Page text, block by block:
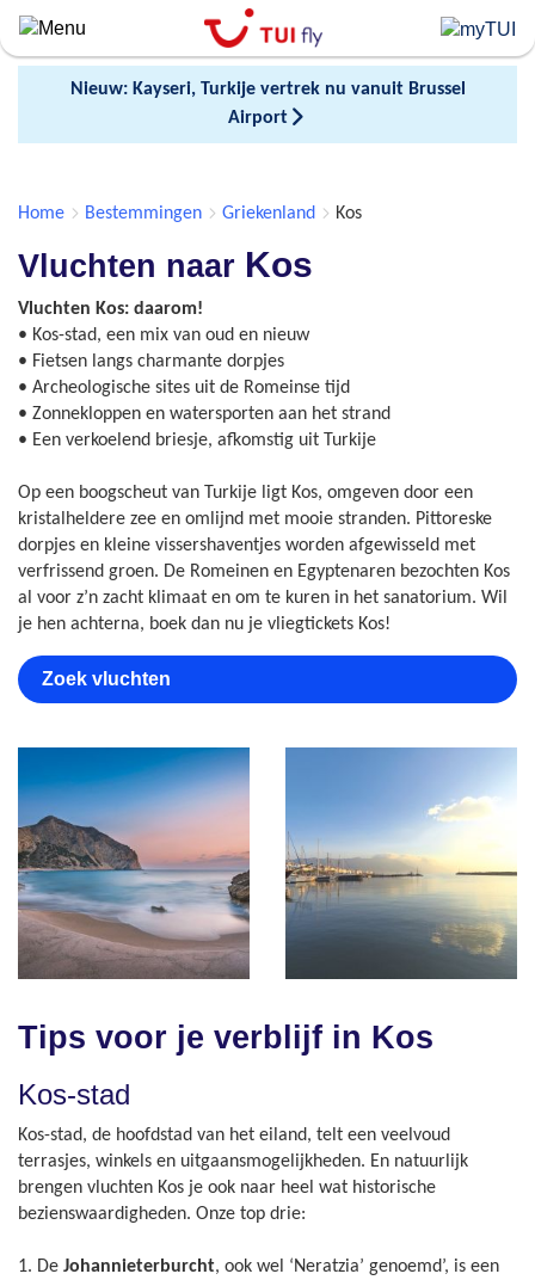
Skip
to
main
Nieuw: Kayseri, Turkije vertrek nu vanuit Brussel
Airport
Home Bestemmingen Griekenland Kos
Vluchten naar Kos
Vluchten Kos: daarom!
• Kos-stad, een mix van oud en nieuw
• Fietsen langs charmante dorpjes
• Archeologische sites uit de Romeinse tijd
• Zonnekloppen en watersporten aan het strand
• Een verkoelend briesje, afkomstig uit Turkije
Op een boogscheut van Turkije ligt Kos, omgeven door een
kristalheldere zee en omlijnd met mooie stranden. Pittoreske
dorpjes en kleine vissershaventjes worden afgewisseld met
verfrissend groen. De Romeinen en Egyptenaren bezochten Kos
al voor z’n zacht klimaat en om te kuren in het sanatorium. Wil
je hen achterna, boek dan nu je vliegtickets Kos!
Zoek vluchten
Tips voor je verblijf in Kos
Kos-stad
Kos-stad, de hoofdstad van het eiland, telt een veelvoud
terrasjes, winkels en uitgaansmogelijkheden. En natuurlijk
brengen vluchten Kos je ook naar heel wat historische
bezienswaardigheden. Onze top drie:
1. De Johannieterburcht, ook wel ‘Neratzia’ genoemd’, is een